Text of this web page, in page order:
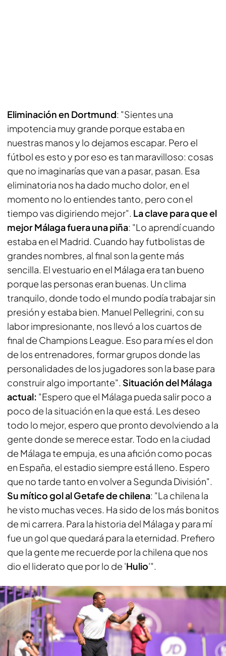
Eliminación en Dortmund: "Sientes una
impotencia muy grande porque estaba en
nuestras manos y lo dejamos escapar. Pero el
fútbol es esto y por eso es tan maravilloso: cosas
que no imaginarías que van a pasar, pasan. Esa
eliminatoria nos ha dado mucho dolor, en el
momento no lo entiendes tanto, pero con el
tiempo vas digiriendo mejor". La clave para que el
mejor Málaga fuera una piña: "Lo aprendí cuando
estaba en el Madrid. Cuando hay futbolistas de
grandes nombres, al final son la gente más
sencilla. El vestuario en el Málaga era tan bueno
porque las personas eran buenas. Un clima
tranquilo, donde todo el mundo podía trabajar sin
presión y estaba bien. Manuel Pellegrini, con su
labor impresionante, nos llevó a los cuartos de
final de Champions League. Eso para mí es el don
de los entrenadores, formar grupos donde las
personalidades de los jugadores son la base para
construir algo importante". Situación del Málaga
actual: "Espero que el Málaga pueda salir poco a
poco de la situación en la que está. Les deseo
todo lo mejor, espero que pronto devolviendo a la
gente donde se merece estar. Todo en la ciudad
de Málaga te empuja, es una afición como pocas
en España, el estadio siempre está lleno. Espero
que no tarde tanto en volver a Segunda División".
Su mítico gol al Getafe de chilena: "La chilena la
he visto muchas veces. Ha sido de los más bonitos
de mi carrera. Para la historia del Málaga y para mí
fue un gol que quedará para la eternidad. Prefiero
que la gente me recuerde por la chilena que nos
dio el liderato que por lo de 'Hulio'".